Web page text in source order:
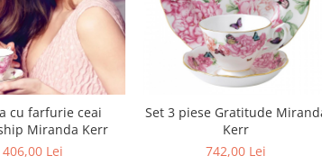
cu farfurie ceai
Miranda Kerr
406,00 Lei
Set 3 piese Gratitude
Kerr
742,00 Lei